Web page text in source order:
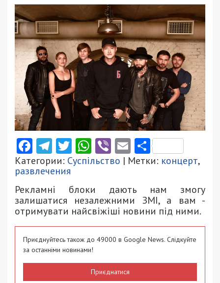
Facebook
Telegram
Twitter
WhatsApp
ViberEmail
Категории: Суспільство | Метки: концерт,
развлечения
Рекламні блоки дають нам змогу
залишатися незалежними ЗМІ, а вам -
отримувати найсвіжіші новини під ними.
Приєднуйтесь також до 49000 в Google News. Слідкуйте
за останніми новинами!
Приєднатися